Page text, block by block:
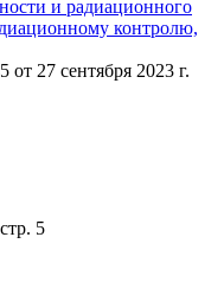
27 сентября 2023 г.
5